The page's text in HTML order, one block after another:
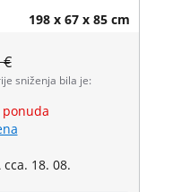
198 x 67 x 85 cm
€
sniženja bila je:
cca. 18. 08.